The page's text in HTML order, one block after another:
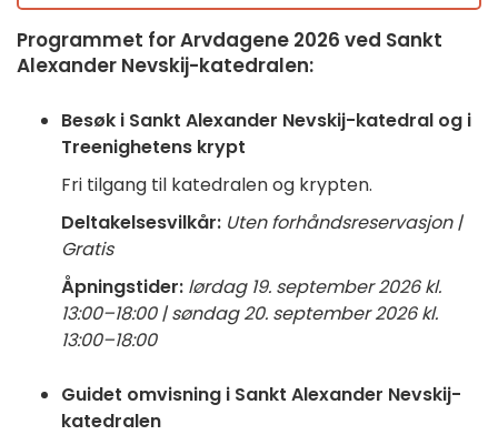
Programmet for Arvdagene 2026 ved Sankt
Alexander Nevskij-katedralen:
Besøk i Sankt Alexander Nevskij-katedral og i
Treenighetens krypt
Fri tilgang til katedralen og krypten.
Deltakelsesvilkår: Uten forhåndsreservasjon |
Gratis
Åpningstider: lørdag 19. september 2026 kl.
13:00–18:00 | søndag 20. september 2026 kl.
13:00–18:00
Guidet omvisning i Sankt Alexander Nevskij-
katedralen